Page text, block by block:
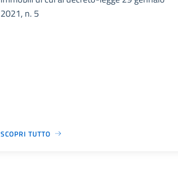
2021, n. 5
SCOPRI TUTTO